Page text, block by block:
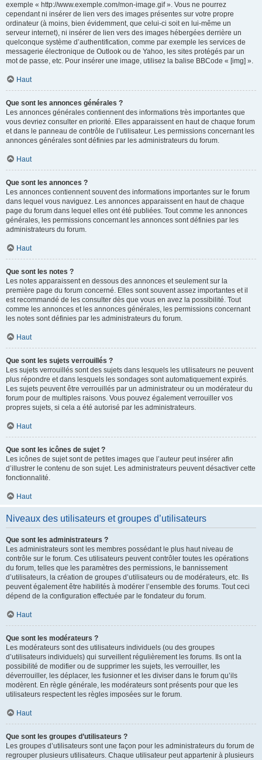
exemple « http://www.exemple.com/mon-image.gif ». Vous ne pourrez
cependant ni insérer de lien vers des images présentes sur votre propre
ordinateur (à moins, bien évidemment, que celui-ci soit en lui-même un
serveur internet), ni insérer de lien vers des images hébergées derrière un
quelconque système d’authentification, comme par exemple les services de
messagerie électronique de Outlook ou de Yahoo, les sites protégés par un
mot de passe, etc. Pour insérer une image, utilisez la balise BBCode « [img] ».
Haut
Que sont les annonces générales ?
Les annonces générales contiennent des informations très importantes que
vous devriez consulter en priorité. Elles apparaissent en haut de chaque forum
et dans le panneau de contrôle de l’utilisateur. Les permissions concernant les
annonces générales sont définies par les administrateurs du forum.
Haut
Que sont les annonces ?
Les annonces contiennent souvent des informations importantes sur le forum
dans lequel vous naviguez. Les annonces apparaissent en haut de chaque
page du forum dans lequel elles ont été publiées. Tout comme les annonces
générales, les permissions concernant les annonces sont définies par les
administrateurs du forum.
Haut
Que sont les notes ?
Les notes apparaissent en dessous des annonces et seulement sur la
première page du forum concerné. Elles sont souvent assez importantes et il
est recommandé de les consulter dès que vous en avez la possibilité. Tout
comme les annonces et les annonces générales, les permissions concernant
les notes sont définies par les administrateurs du forum.
Haut
Que sont les sujets verrouillés ?
Les sujets verrouillés sont des sujets dans lesquels les utilisateurs ne peuvent
plus répondre et dans lesquels les sondages sont automatiquement expirés.
Les sujets peuvent être verrouillés par un administrateur ou un modérateur du
forum pour de multiples raisons. Vous pouvez également verrouiller vos
propres sujets, si cela a été autorisé par les administrateurs.
Haut
Que sont les icônes de sujet ?
Les icônes de sujet sont de petites images que l’auteur peut insérer afin
d’illustrer le contenu de son sujet. Les administrateurs peuvent désactiver cette
fonctionnalité.
Haut
Niveaux des utilisateurs et groupes d’utilisateurs
Que sont les administrateurs ?
Les administrateurs sont les membres possédant le plus haut niveau de
contrôle sur le forum. Ces utilisateurs peuvent contrôler toutes les opérations
du forum, telles que les paramètres des permissions, le bannissement
d’utilisateurs, la création de groupes d’utilisateurs ou de modérateurs, etc. Ils
peuvent également être habilités à modérer l’ensemble des forums. Tout ceci
dépend de la configuration effectuée par le fondateur du forum.
Haut
Que sont les modérateurs ?
Les modérateurs sont des utilisateurs individuels (ou des groupes
d’utilisateurs individuels) qui surveillent régulièrement les forums. Ils ont la
possibilité de modifier ou de supprimer les sujets, les verrouiller, les
déverrouiller, les déplacer, les fusionner et les diviser dans le forum qu’ils
modèrent. En règle générale, les modérateurs sont présents pour que les
utilisateurs respectent les règles imposées sur le forum.
Haut
Que sont les groupes d’utilisateurs ?
Les groupes d’utilisateurs sont une façon pour les administrateurs du forum de
regrouper plusieurs utilisateurs. Chaque utilisateur peut appartenir à plusieurs